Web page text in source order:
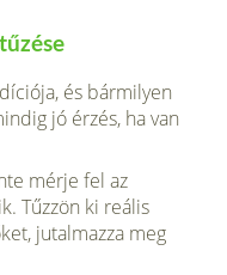
és bármilyen
jó érzés, ha van
mérje fel az
Tűzzön ki reális
jutalmazza meg